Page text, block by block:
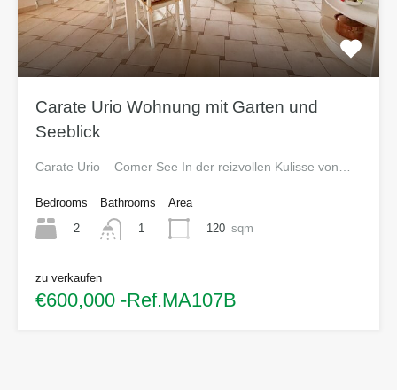
Carate Urio Wohnung mit Garten und
Seeblick
Carate Urio – Comer See In der reizvollen Kulisse von…
Bedrooms
2
Bathrooms
1
Area
120 sqm
zu verkaufen
€600,000 -Ref.MA107B